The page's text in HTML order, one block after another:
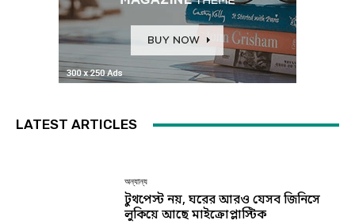
LATEST ARTICLES
অন্যান্য
টুথপেস্ট নয়, ঘরের আরও যেসব জিনিসে
লুকিয়ে আছে মাইক্রোপ্লাস্টিক